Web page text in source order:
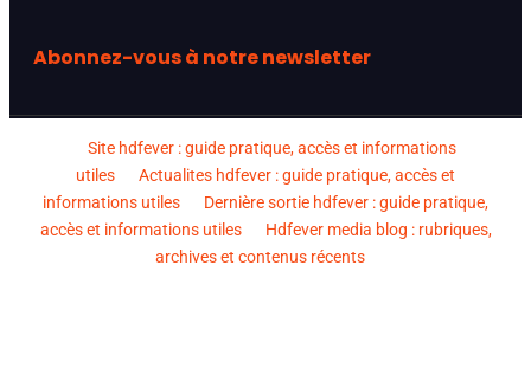
Abonnez-vous à notre newsletter
Site hdfever : guide pratique, accès et informations
utiles
Actualites hdfever : guide pratique, accès et
informations utiles
Dernière sortie hdfever : guide pratique,
accès et informations utiles
Hdfever media blog : rubriques,
archives et contenus récents